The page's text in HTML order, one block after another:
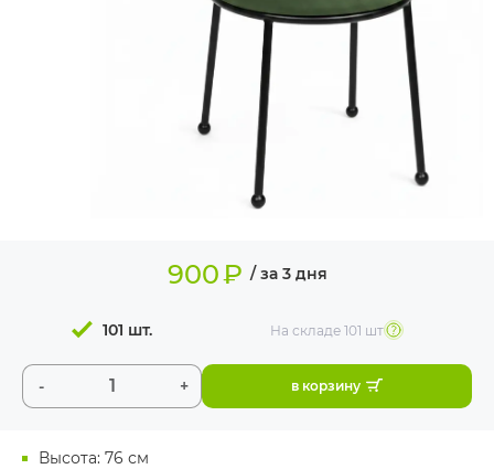
Высота: 76 см
900₽ / за 3 дня
- +
101 шт. На складе101 шт
в корзину